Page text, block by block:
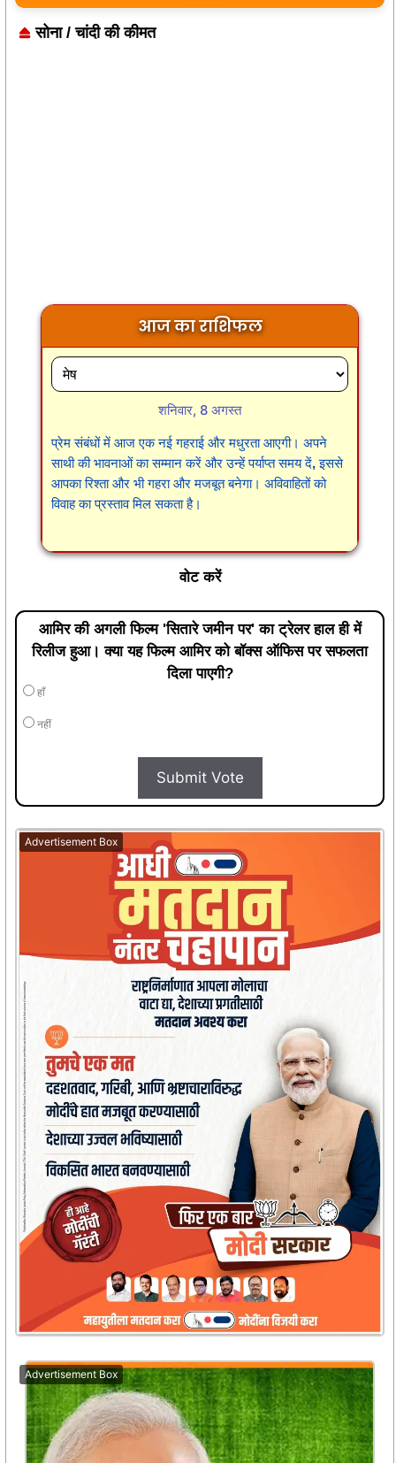
सोना / चांदी की कीमत
आज का राशिफल
शनिवार, 8 अगस्त
प्रेम संबंधों में आज एक नई गहराई और मधुरता आएगी। अपने
साथी की भावनाओं का सम्मान करें और उन्हें पर्याप्त समय दें, इससे
आपका रिश्ता और भी गहरा और मजबूत बनेगा। अविवाहितों को
विवाह का प्रस्ताव मिल सकता है।
वोट करें
आमिर की अगली फिल्म 'सितारे जमीन पर' का ट्रेलर हाल ही में
रिलीज हुआ। क्या यह फिल्म आमिर को बॉक्स ऑफिस पर सफलता
दिला पाएगी?
हाँ
नहीं
Submit Vote
Advertisement Box
Advertisement Box